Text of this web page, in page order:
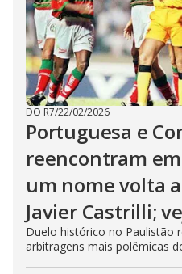
DO R7/22/02/2026
Portuguesa e
reencontram
um nome volta
Javier Castrilli;
Duelo histórico no Paulistão
arbitragens mais polêmicas